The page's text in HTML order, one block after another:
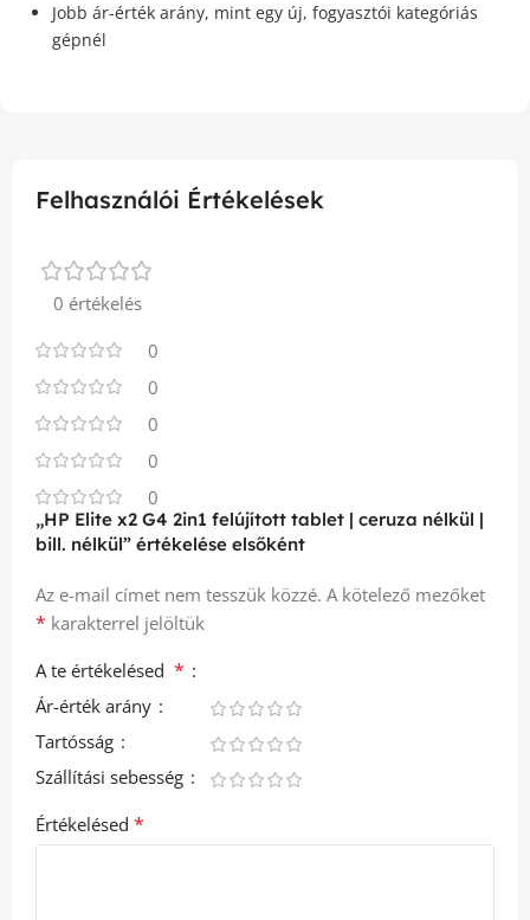
Jobb ár-érték arány, mint egy új, fogyasztói kategóriás
gépnél
Felhasználói Értékelések
0 értékelés
0
0
0
0
0
„HP Elite x2 G4 2in1 felújított tablet | ceruza nélkül |
bill. nélkül” értékelése elsőként
Az e-mail címet nem tesszük közzé. A kötelező mezőket
* karakterrel jelöltük
A te értékelésed *
Ár-érték arány
Tartósság
Szállítási sebesség
Értékelésed *